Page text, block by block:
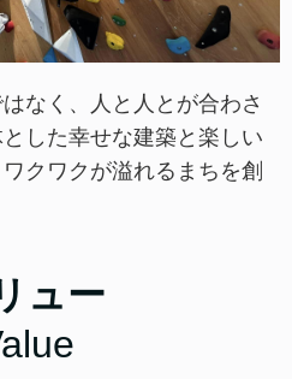
なく、人と人とが合わさ
した幸せな建築と楽しい
クワクが溢れるまちを創
ュー